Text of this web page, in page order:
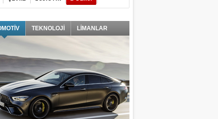
TEKNOLOJİ LİMANLAR